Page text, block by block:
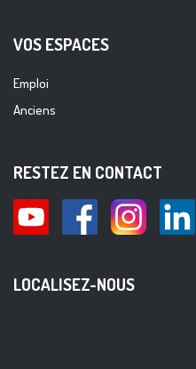
VOS ESPACES
Emploi
Anciens
RESTEZ EN CONTACT
LOCALISEZ-NOUS